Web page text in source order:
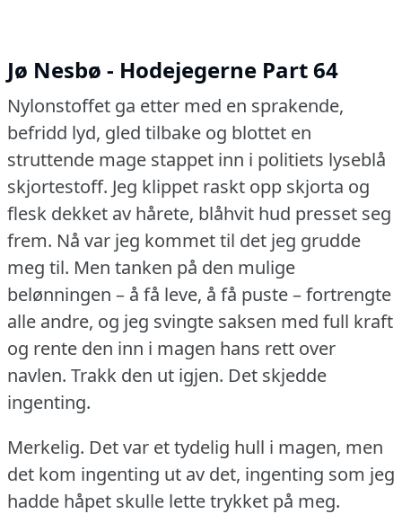
Jø Nesbø - Hodejegerne Part 64
Nylonstoffet ga etter med en sprakende,
befridd lyd, gled tilbake og blottet en
struttende mage stappet inn i politiets lyseblå
skjortestoff. Jeg klippet raskt opp skjorta og
flesk dekket av hårete, blåhvit hud presset seg
frem. Nå var jeg kommet til det jeg grudde
meg til. Men tanken på den mulige
belønningen – å få leve, å få puste – fortrengte
alle andre, og jeg svingte saksen med full kraft
og rente den inn i magen hans rett over
navlen. Trakk den ut igjen. Det skjedde
ingenting.
Merkelig. Det var et tydelig hull i magen, men
det kom ingenting ut av det, ingenting som jeg
hadde håpet skulle lette trykket på meg.